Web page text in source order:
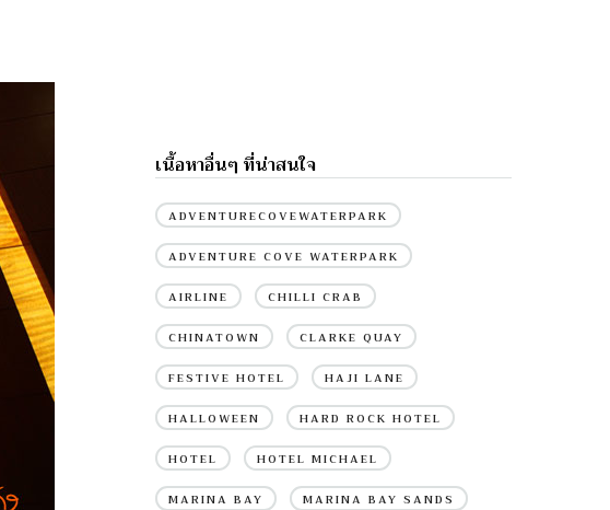
เนื้อหาอื่นๆ ที่น่าสนใจ
ADVENTURECOVEWATERPARK
ADVENTURE COVE WATERPARK
AIRLINE CHILLI CRAB
CHINATOWN CLARKE QUAY
FESTIVE HOTEL HAJI LANE
HALLOWEEN HARD ROCK HOTEL
HOTEL HOTEL MICHAEL
MARINA BAY MARINA BAY SANDS